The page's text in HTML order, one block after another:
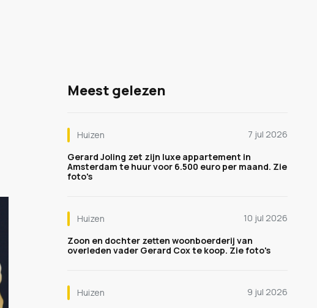
Meest gelezen
Huizen
7 jul 2026
Gerard Joling zet zijn luxe appartement in
Amsterdam te huur voor 6.500 euro per maand. Zie
foto's
Huizen
10 jul 2026
Zoon en dochter zetten woonboerderij van
overleden vader Gerard Cox te koop. Zie foto's
Huizen
9 jul 2026